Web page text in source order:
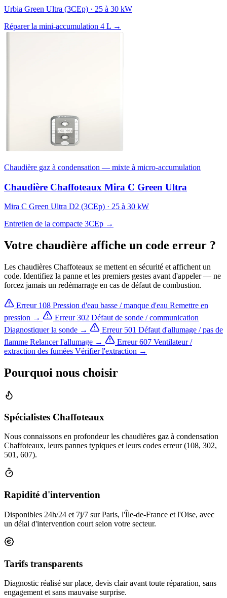
Urbia Green Ultra (3CEp) · 25 à 30 kW
Réparer la mini-accumulation 4 L →
Chaudière gaz à condensation — mixte à micro-accumulation
Chaudière Chaffoteaux Mira C Green Ultra
Mira C Green Ultra D2 (3CEp) · 25 à 30 kW
Entretien de la compacte 3CEp →
Votre chaudière affiche un code erreur ?
Les chaudières Chaffoteaux se mettent en sécurité et affichent un
code. Identifiez la panne et les premiers gestes avant d'appeler — ne
forcez jamais un redémarrage en cas de défaut de combustion.
Erreur 108 Pression d'eau basse / manque d'eau Remettre en
pression →
Erreur 302 Défaut de sonde / communication
Diagnostiquer la sonde →
Erreur 501 Défaut d'allumage / pas de
flamme Relancer l'allumage → Erreur 607 Ventilateur /
extraction des fumées Vérifier l'extraction →
Pourquoi nous choisir
Spécialistes Chaffoteaux
Nous connaissons en profondeur les chaudières gaz à condensation
Chaffoteaux, leurs pannes typiques et leurs codes erreur (108, 302,
501, 607).
Rapidité d'intervention
Disponibles 24h/24 et 7j/7 sur Paris, l'Île-de-France et l'Oise, avec
un délai d'intervention court selon votre secteur.
Tarifs transparents
Diagnostic réalisé sur place, devis clair avant toute réparation, sans
engagement et sans mauvaise surprise.